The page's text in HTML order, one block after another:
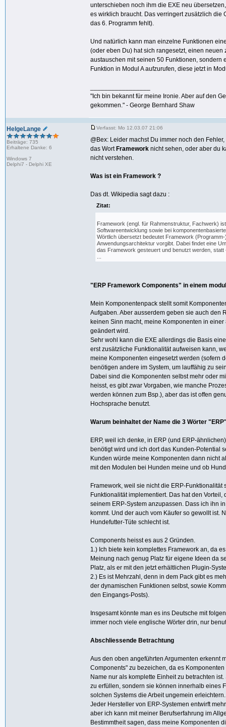
unterschieben noch ihm die EXE neu
es wirklich braucht. Das verringert zusätzlich die
das 6. Programm fehlt).
Und natürlich kann man einzelne Funktionen
(oder eben Du) hat sich rangesetzt, einen
austauschen mit seinen 50 Funktionen, sondern
Funktion in Modul A aufzurufen, diese jetzt in
"Ich bin bekannt für meine Ironie. Aber auf den
gekommen." - George Bernhard Shaw
HelgeLange
Beiträge: 735
Erhaltene Danke: 6
Windows 7
Delphi7 - Delphi XE
Verfasst: Mo 12.03.07 21:06
@Bex: Leider machst Du immer noch den
das Wort Framework nicht sehen, oder aber du
nicht verstehen.
Was ist ein Framework ?
Das dt. Wikipedia sagt dazu :
Zitat:
Framework (engl. für Rahmenstruktur, Fachwerk)
Softwareentwicklung sowie bei
Wörtlich übersetzt bedeutet Framework
Anwendungsarchitektur vorgibt. Dabei findet eine
das Framework gesteuert und benutzt werden,
"ERP Framework Components" in einem
Mein Komponentenpack stellt somit
Aufgaben. Aber ausserdem geben sie auch den
keinen Sinn macht, meine Komponenten in
geändert wird.
Sehr wohl kann die EXE allerdings die Basis
erst zusätzliche Funktionalität aufweisen kann,
meine Komponenten eingesetzt werden (sofern
benötigen andere im System, um lauffähig zu
Dabei sind die Komponenten selbst mehr oder
heisst, es gibt zwar Vorgaben, wie manche
werden können zum Bsp.), aber das ist offen
Hochsprache benutzt.
Warum beinhaltet der Name die 3 Wörter
ERP, weil ich denke, in ERP (und ERP-
benötigt wird und ich dort das Kunden-Potential
Kunden würde meine Komponenten dann nicht
mit den Modulen bei Hunden meine und ob
Framework, weil sie nicht die ERP-
Funktionalität implementiert. Das hat den
seinem ERP-System anzupassen. Dass ich ihn
kommt. Und der auch vom Käufer so gewollt ist.
Hundefutter-Tüte schlecht ist.
Components heisst es aus 2 Gründen.
1.) Ich biete kein komplettes Framework an, da
Meinung nach genug Platz für eigene Ideen da
Platz, als er mit den jetzt erhältlichen Plugin-
2.) Es ist Mehrzahl, denn in dem Pack gibt es
der dynamischen Funktionen selbst, sowie
den Eingangs-Posts).
Insgesamt könnte man es ins Deutsche mit
immer noch viele englische Wörter drin, nur
Abschliessende Betrachtung
Aus den oben angeführten Argumenten erkennt
Components" zu bezeichen, da es
Name nur als komplette Einheit zu betrachten
zu erfüllen, sondern sie können innerhalb eines
solchen Systems die Arbeit ungemein erleichtern.
Jeder Hersteller von ERP-Systemen entwirft
aber ich kann mit meiner Berufserfahrung im
Bestimmtheit sagen, dass meine Komponenten